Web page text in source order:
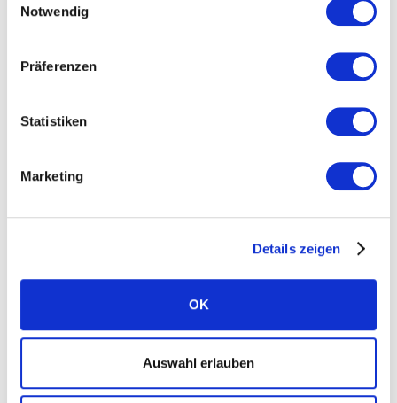
Notwendig
Präferenzen
Statistiken
Marketing
Details zeigen
OK
Auswahl erlauben
Standorte
Presse